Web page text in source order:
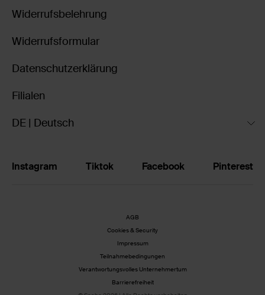
Widerrufsbelehrung
Widerrufsformular
Datenschutzerklärung
Filialen
DE | Deutsch
Instagram Tiktok Facebook Pinterest
AGB
Cookies & Security
Impressum
Teilnahmebedingungen
Verantwortungsvolles Unternehmertum
Barrierefreiheit